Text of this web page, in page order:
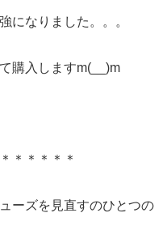
になりました。。。
購入しますm(__)m
＊＊＊＊＊
ーズを見直すのひとつの